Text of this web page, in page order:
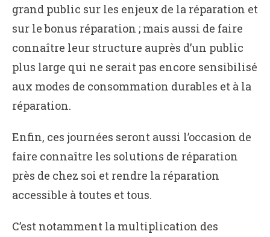
grand public sur les enjeux de la réparation et
sur le bonus réparation ; mais aussi de faire
connaître leur structure auprès d’un public
plus large qui ne serait pas encore sensibilisé
aux modes de consommation durables et à la
réparation.
Enfin, ces journées seront aussi l’occasion de
faire connaître les solutions de réparation
près de chez soi et rendre la réparation
accessible à toutes et tous.
C’est notamment la multiplication des